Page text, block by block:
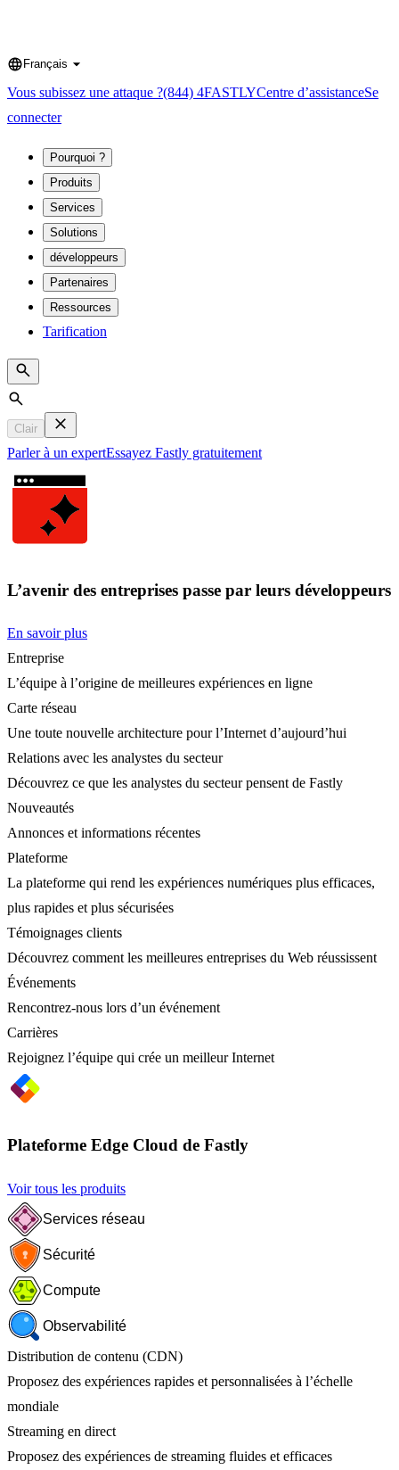
Language
Français
Vous subissez une attaque ?(844) 4FASTLYCentre d’assistanceSe
connecter
Pourquoi ?
Produits
Services
Solutions
développeurs
Partenaires
Ressources
Tarification
Search
Clair
Parler à un expertEssayez Fastly gratuitement
L’avenir des entreprises passe par leurs développeurs
En savoir plus
Entreprise
L’équipe à l’origine de meilleures expériences en ligne
Carte réseau
Une toute nouvelle architecture pour l’Internet d’aujourd’hui
Relations avec les analystes du secteur
Découvrez ce que les analystes du secteur pensent de Fastly
Nouveautés
Annonces et informations récentes
Plateforme
La plateforme qui rend les expériences numériques plus efficaces,
plus rapides et plus sécurisées
Témoignages clients
Découvrez comment les meilleures entreprises du Web réussissent
Événements
Rencontrez-nous lors d’un événement
Carrières
Rejoignez l’équipe qui crée un meilleur Internet
Plateforme Edge Cloud de Fastly
Voir tous les produits
Services réseau
Sécurité
Compute
Observabilité
Distribution de contenu (CDN)
Proposez des expériences rapides et personnalisées à l’échelle
mondiale
Streaming en direct
Proposez des expériences de streaming fluides et efficaces